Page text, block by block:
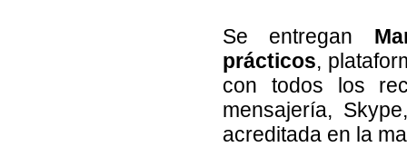
Se entregan
prácticos,
con todos los
mensajería,
acreditada en la